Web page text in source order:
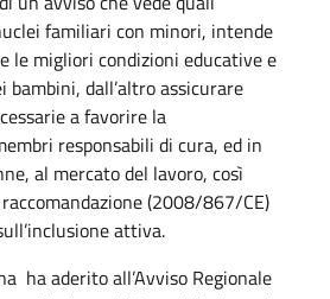
familiari con minori, intende
le migliori condizioni educative e
bambini, dall’altro assicurare
a favorire la
responsabili di cura, ed in
al mercato del lavoro, così
(2008/867/CE)
attiva.
ha aderito all’Avviso Regionale